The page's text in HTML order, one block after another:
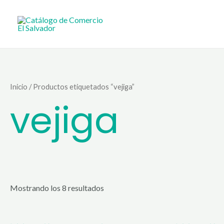
contenido
Inicio / Productos etiquetados “vejiga”
vejiga
Mostrando los 8 resultados